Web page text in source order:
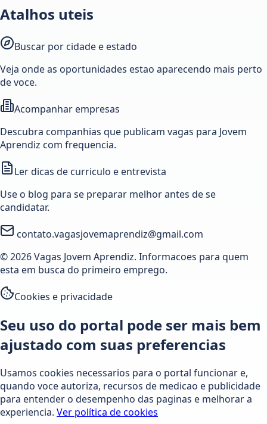
Atalhos uteis
Buscar por cidade e estado
Veja onde as oportunidades estao aparecendo mais perto
de voce.
Acompanhar empresas
Descubra companhias que publicam vagas para Jovem
Aprendiz com frequencia.
Ler dicas de curriculo e entrevista
Use o blog para se preparar melhor antes de se
candidatar.
contato.vagasjovemaprendiz@gmail.com
© 2026 Vagas Jovem Aprendiz. Informacoes para quem
esta em busca do primeiro emprego.
Cookies e privacidade
Seu uso do portal pode ser mais bem
ajustado com suas preferencias
Usamos cookies necessarios para o portal funcionar e,
quando voce autoriza, recursos de medicao e publicidade
para entender o desempenho das paginas e melhorar a
experiencia. Ver política de cookies